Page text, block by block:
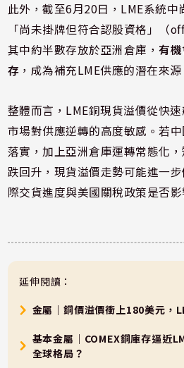
此外，截至6月20日，LME系統中
「尚未掛牌但符合認股資格」（
其中約半數存放於亞洲倉庫，有
存 ，成為補充LME供應的潛在來源
整體而言，LME銅現貨溢價從快
市場對供應逆轉的高度敏感。若
落實，加上亞洲倉庫運轉常態化
跌回升，現貨溢價走勢可能進一
際交貨進度與美國關稅政策是否影
延伸閱讀：
金屬｜銅價溢價衝上180美元，
基本金屬｜COMEX銅庫存逼近
全球格局？